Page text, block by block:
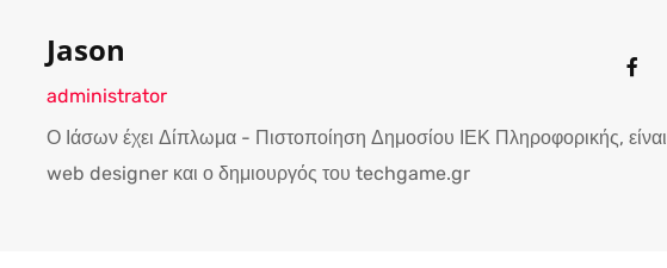
Jason
administrator
Ο Ιάσων έχει Δίπλωμα - Πιστοποίηση Δημοσίου ΙΕΚ Πληροφορικής, είναι
web designer και ο δημιουργός του techgame.gr